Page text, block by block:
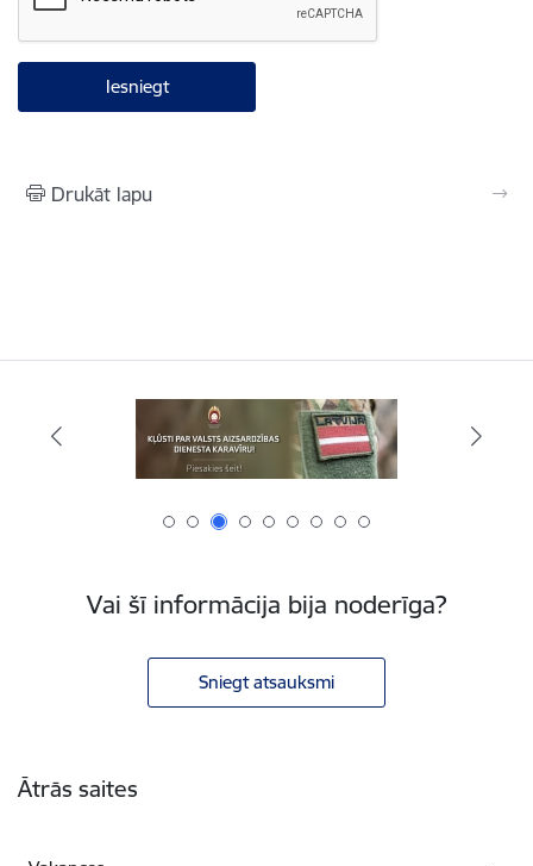
Drukāt lapu
Vai šī informācija bija noderīga?
Sniegt atsauksmi
Ātrās saites